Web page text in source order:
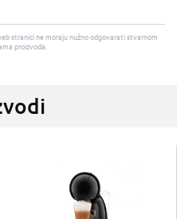
stranici ne moraju nužno odgovarati stvarnom
proizvoda.